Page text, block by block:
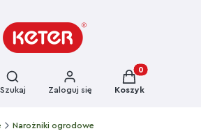
Otwórz wyszukiwarkę
Szukaj Zaloguj się
Produkty w
Koszyk
Narożniki ogrodowe